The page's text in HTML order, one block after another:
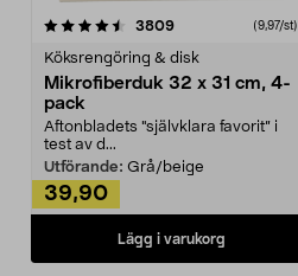
3809recensioner (9,97/st)
Köksrengöring & disk
Mikrofiberduk 32 x 31 cm, 4-
pack
Aftonbladets "självklara favorit” i
test av d...
Utförande: Grå/beige
39,90
Lägg i varukorg
4.0av 5 stjärnor